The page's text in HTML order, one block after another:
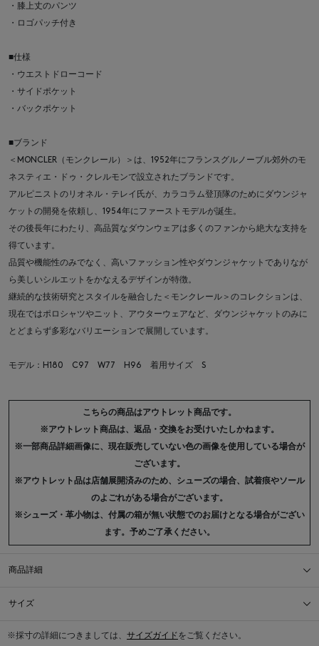
・膝上丈のパンツ
・ロゴパッチ付き
■仕様
・ウエストドローコード
・サイドポケット
・バックポケット
■ブランド
＜MONCLER（モンクレール）＞は、1952年にフランスグルノーブル郊外のモ
ネスティエ・ドゥ・クレルモンで設立されたブランドです。
アルピニストのリオネル・テレイ氏が、カラコラム登頂隊のためにダウンジャ
ケットの開発を依頼し、1954年にファーストモデルが誕生。
その後長年にわたり、高品質なダウンウェアは多くのファンから絶大な支持を
得ています。
品質や機能性のみでなく、高いファッション性やダウンジャケットでありなが
ら美しいシルエットをかなえるデザインが特徴。
継続的な技術研究とスタイルを融合した＜モンクレール＞のコレクションは、
現在ではポロシャツやニット、アウターウェアなど、ダウンジャケットのみに
とどまらず多彩なバリエーションで展開しています。
モデル：H180 C97 W77 H96 着用サイズ S
こちらの商品はアウトレット商品です。
※アウトレット商品は、返品・交換をお受けいたしかねます。
※一部商品詳細画像に、現在販売していない色の画像を使用している場合が
ございます。
※アウトレット品は店舗展開済みのため、シューズの場合、試着痕やソール
のよごれがある場合がございます。
※シューズ・革小物は、付属の箱が無い状態でのお届けとなる場合がござい
ます。予めご了承ください。
商品詳細
サイズ
※採寸の詳細につきましては、 サイズガイドをご覧ください。